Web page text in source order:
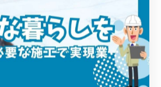
をシミュレーションし、必要な動
とが重要です。
会社では、動線改善のためのプロ
レーション提案も充実していま